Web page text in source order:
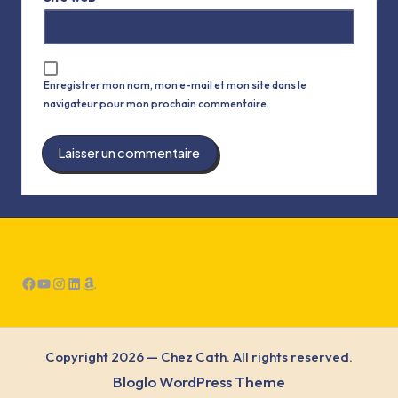
Enregistrer mon nom, mon e-mail et mon site dans le
navigateur pour mon prochain commentaire.
v
:
Facebook
YouTube
Instagram
LinkedIn
Amazon
Copyright 2026 — Chez Cath. All rights reserved.
Bloglo WordPress Theme